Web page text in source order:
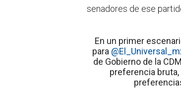
senadores de ese
En un primer
para
de Gobierno de la
preferencia